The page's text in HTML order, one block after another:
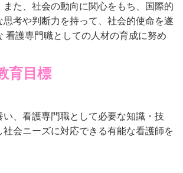
また、社会の動向に関心をもち、国際的
思考や判断力を持って、社会的使命を遂
看護専門職としての人材の育成に努め
育目標
い、看護専門職として必要な知識・技
社会ニーズに対応できる有能な看護師を